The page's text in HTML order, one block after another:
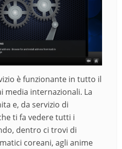
è funzionante in tutto il
media internazionali. La
e, da servizio di
ti fa vedere tutti i
dentro ci trovi di
coreani, agli anime